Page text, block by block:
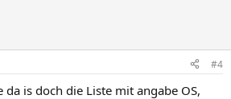
#4
da is doch die Liste mit angabe OS,